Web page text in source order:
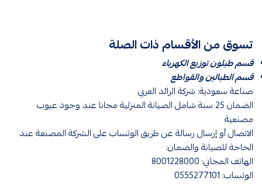
تسوق من الأقسام ذات الصلة
قسم طبلون توزيع الكهرباء
قسم الطبالين والقواطع
صناعة سعودية: شركة الرائد العربي
الضمان 25 سنة شامل الصيانة المنزلية مجانا عند وجود عيوب
مصنعية
الاتصال أو إرسال رسالة عن طريق الوتساب على الشركة المصنعة عند
الحاجة للصيانة والضمان:
الهاتف المجاني: 8001228000
الوتساب: 0555277101